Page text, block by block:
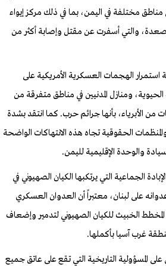
مناطق مختلفة في اليمن، بما في ذلك مركز إيواء
صعدة، والتي أسفرت عن مقتل وإصابة أكثر من
الهجمات العسكرية الأمريكية على
الحيوية، ومنازل المدنيين في مناطق متفرقة من
من الأبرياء، بأنها جرائم حرب. كما انتقد بشدة
الحقوقية تجاه هذه الانتهاكات الواضحة
والوحدة الإقليمية لليمن.
الجماعية التي يرتكبها الكيان الصهيوني في
على لبنان، معتبراً أن العدوان العسكري
المخطط الخبيث للكيان الصهيوني لتدمير وإضعاف
غرب آسيا بأكملها.
المسؤولية التاريخية التي تقع على عاتق جميع